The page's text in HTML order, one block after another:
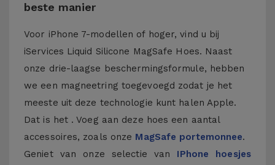
beste manier
Voor iPhone 7-modellen of hoger, vind u bij
iServices Liquid Silicone MagSafe Hoes. Naast
onze drie-laagse beschermingsformule, hebben
we een magneetring toegevoegd zodat je het
meeste uit deze technologie kunt halen Apple.
Dat is het . Voeg aan deze hoes een aantal
accessoires, zoals onze MagSafe portemonnee.
Geniet van onze selectie van IPhone hoesjes